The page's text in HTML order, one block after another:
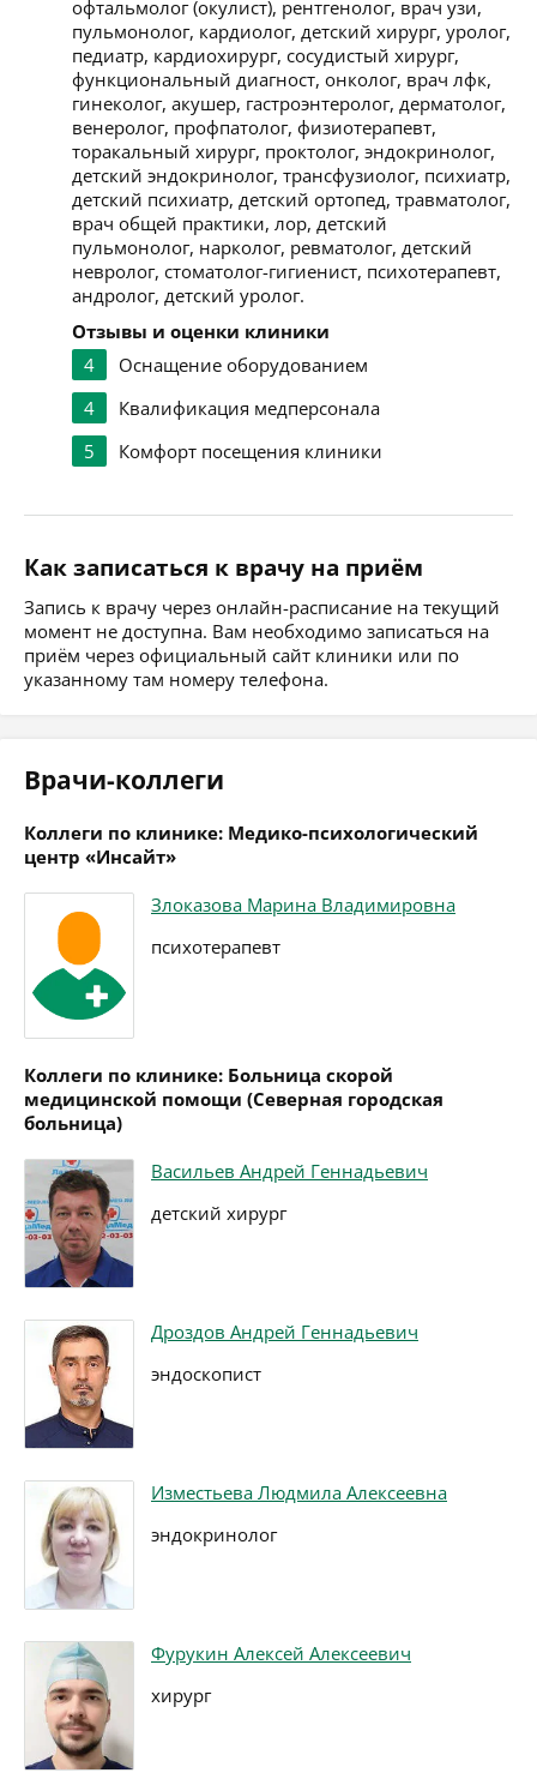
офтальмолог (окулист), рентгенолог, врач узи,
пульмонолог, кардиолог, детский хирург, уролог,
педиатр, кардиохирург, сосудистый хирург,
функциональный диагност, онколог, врач лфк,
гинеколог, акушер, гастроэнтеролог, дерматолог,
венеролог, профпатолог, физиотерапевт,
торакальный хирург, проктолог, эндокринолог,
детский эндокринолог, трансфузиолог, психиатр,
детский психиатр, детский ортопед, травматолог,
врач общей практики, лор, детский
пульмонолог, нарколог, ревматолог, детский
невролог, стоматолог-гигиенист, психотерапевт,
андролог, детский уролог.
Отзывы и оценки клиники
4
Оснащение оборудованием
4
Квалификация медперсонала
5
Комфорт посещения клиники
Как записаться к врачу на приём
Запись к врачу через онлайн-расписание на текущий
момент не доступна. Вам необходимо записаться на
приём через официальный сайт клиники или по
указанному там номеру телефона.
Врачи-коллеги
Коллеги по клинике: Медико-психологический
центр «Инсайт»
Злоказова Марина Владимировна
психотерапевт
Коллеги по клинике: Больница скорой
медицинской помощи (Северная городская
больница)
Васильев Андрей Геннадьевич
детский хирург
Дроздов Андрей Геннадьевич
эндоскопист
Изместьева Людмила Алексеевна
эндокринолог
Фурукин Алексей Алексеевич
хирург